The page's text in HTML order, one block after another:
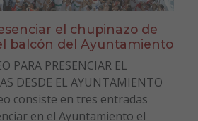
el chupinazo de
balcón del Ayuntamiento
PARA PRESENCIAR EL
DESDE EL AYUNTAMIENTO
consiste en tres entradas
en el Ayuntamiento el